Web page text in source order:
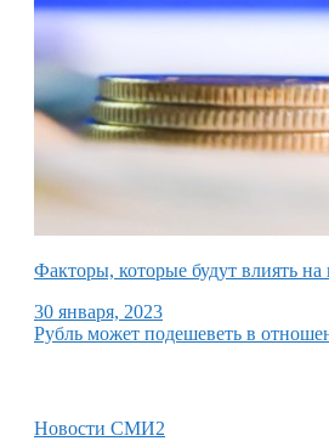
Факторы, которые будут влиять на
30 января, 2023
Рубль может подешеветь в
Новости СМИ2